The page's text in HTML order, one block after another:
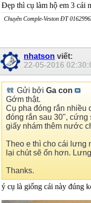
Đẹp thì cụ làm hộ em 3 cái
Chuyên Comple-Veston ĐT
nhatson viết:
22-05-2016
Gửi bởi Ga con
Gớm thật.
Cụ pha đóng rắn nhiều
đóng rắn sau 30", cứng
giấy nhám thêm nước
Theo e thì cho cái lưng
lại chút sẽ ổn hơn.
Thanks.
ý cụ là giống cái này đúng